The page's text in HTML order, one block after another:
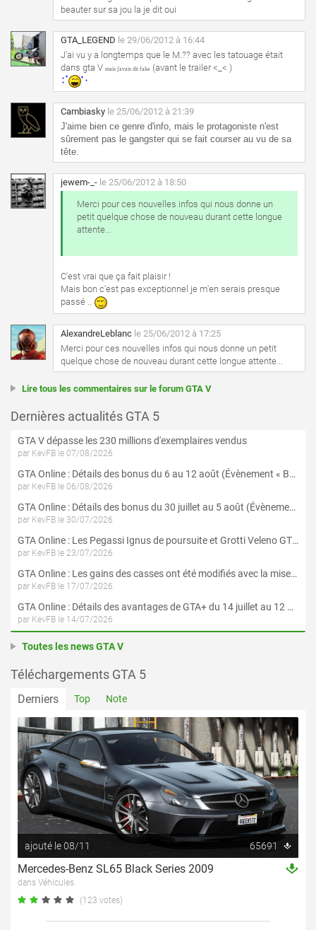
beauter sur sa jou la je dit oui
GTA_LEGEND le 29/06/2012 à 16:44
J'ai vu y a longtemps que le M.?? avec les tatouage était
dans gta V mais j'avais dit fake (avant le trailer <_< )
Cambiasky le 25/06/2012 à 21:39
J'aime bien ce genre d'info, mais le protagoniste n'est
sûrement pas le gangster qui se fait courser au vu de sa
tête.
jewem-_- le 25/06/2012 à 18:50
Merci pour ces nouvelles infos qui nous donne un
petit quelque chose de nouveau durant cette longue
attente...
C'est vrai que ça fait plaisir !
Mais bon c'est pas exceptionnel je m'en serais presque
passé ..
AlexandreLeblanc le 25/06/2012 à 17:25
Merci pour ces nouvelles infos qui nous donne un petit
quelque chose de nouveau durant cette longue attente...
Lire tous les commentaires sur le forum GTA V
Dernières actualités GTA 5
GTA V dépasse les 230 millions d'exemplaires vendus
par KevFB le 07/08/2026
GTA Online : Détails des bonus du 6 au 12 août (Évènement « Braquages de l'été » - Suite et fin)
par KevFB le 06/08/2026
GTA Online : Détails des bonus du 30 juillet au 5 août (Évènement « Braquages d'été »)
par KevFB le 30/07/2026
GTA Online : Les Pegassi Ignus de poursuite et Grotti Veleno GT sont maintenant disponibles
par KevFB le 23/07/2026
GTA Online : Les gains des casses ont été modifiés avec la mise à jour « Le Braquage du Kortz Center »
par KevFB le 17/07/2026
GTA Online : Détails des avantages de GTA+ du 14 juillet au 12 août
par KevFB le 14/07/2026
Toutes les news GTA V
Téléchargements GTA 5
Derniers Top Note
ajouté le 08/11 65691
Mercedes-Benz SL65 Black Series 2009
dans Véhicules
(123 votes)